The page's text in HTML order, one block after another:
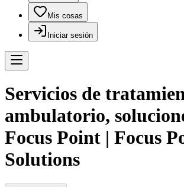
Mis cosas
Iniciar sesión
Servicios de
ambulatorio,
Focus Point | Focus
Solutions